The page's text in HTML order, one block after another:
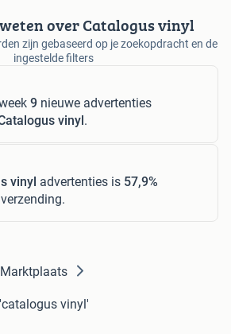
over Catalogus vinyl
zijn gebaseerd op je zoekopdracht en de
ingestelde filters
9 nieuwe advertenties
vinyl .
vinyl advertenties is 57,9%
vinyl'